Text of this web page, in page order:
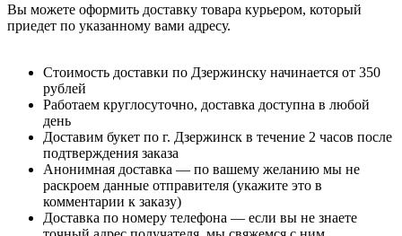
Вы можете оформить доставку товара курьером, который
приедет по указанному вами адресу.
Стоимость доставки по Дзержинску начинается от 350
рублей
Работаем круглосуточно, доставка доступна в любой
день
Доставим букет по г. Дзержинск в течение 2 часов после
подтверждения заказа
Анонимная доставка — по вашему желанию мы не
раскроем данные отправителя (укажите это в
комментарии к заказу)
Доставка по номеру телефона — если вы не знаете